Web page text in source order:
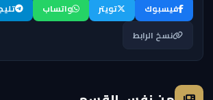
فيسبوك تويتر واتساب
نسخ الرابط